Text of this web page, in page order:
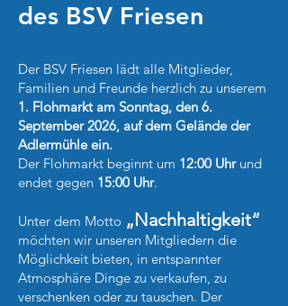
des BSV Friesen
Der BSV Friesen lädt alle Mitglieder,
Familien und Freunde herzlich zu unserem
1. Flohmarkt am Sonntag, den 6.
September 2026, auf dem Gelände der
Adlermühle ein.
Der Flohmarkt beginnt um 12:00 Uhrund
endet gegen 15:00 Uhr.
Unter dem Motto „Nachhaltigkeit“
möchten wir unseren Mitgliedern die
Möglichkeit bieten, in entspannter
Atmosphäre Dinge zu verkaufen, zu
verschenken oder zu tauschen. Der